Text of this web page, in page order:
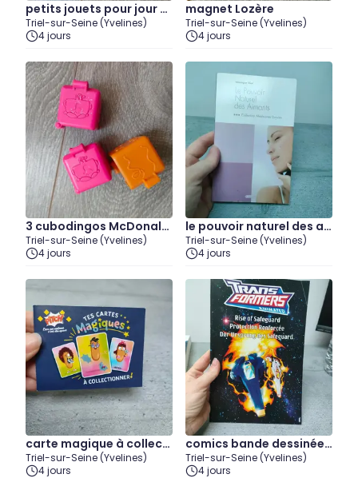
petits jouets pour jour d
ans le sable
Triel-sur-Seine (Yvelines)
4 jours
magnet Lozère
Triel-sur-Seine (Yvelines)
4 jours
3 cubodingos McDonal
d's
Triel-sur-Seine (Yvelines)
4 jours
le pouvoir naturel des ai
mants
Triel-sur-Seine (Yvelines)
4 jours
carte magique à collecti
onner pitch
Triel-sur-Seine (Yvelines)
4 jours
comics bande dessinée t
ransformers
Triel-sur-Seine (Yvelines)
4 jours